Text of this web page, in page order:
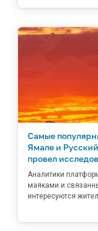
Самые
Ямале и
провел
Аналитики
маяками и
интересуются